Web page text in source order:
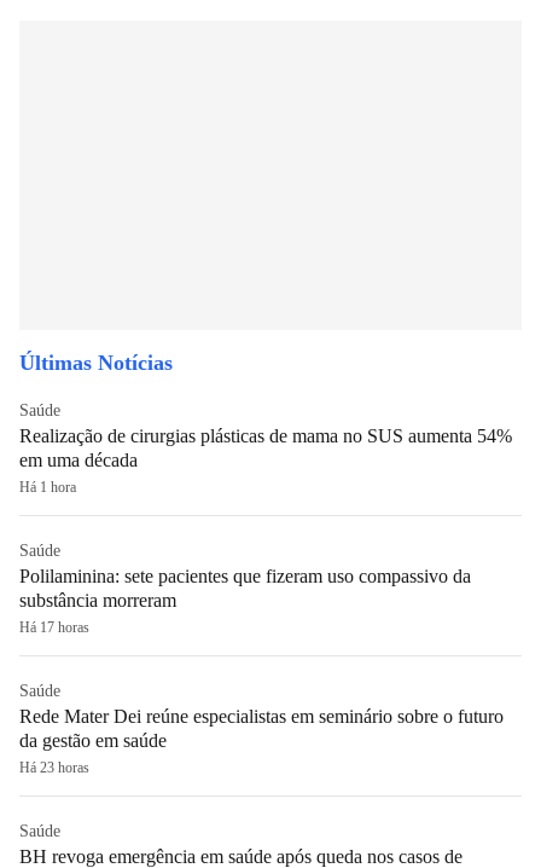
Últimas Notícias
Saúde
Realização de cirurgias plásticas de mama no SUS aumenta 54%
em uma década
Há 1 hora
Saúde
Polilaminina: sete pacientes que fizeram uso compassivo da
substância morreram
Há 17 horas
Saúde
Rede Mater Dei reúne especialistas em seminário sobre o futuro
da gestão em saúde
Há 23 horas
Saúde
BH revoga emergência em saúde após queda nos casos de